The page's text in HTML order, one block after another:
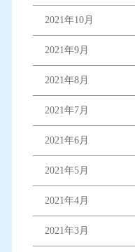
2021年10月
2021年9月
2021年8月
2021年7月
2021年6月
2021年5月
2021年4月
2021年3月